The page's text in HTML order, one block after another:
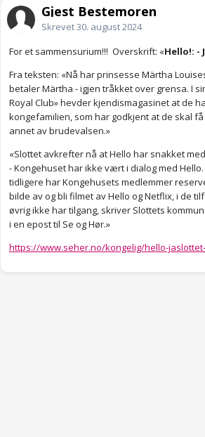
Gjest Bestemoren
Skrevet30. august 2024
For et sammensurium!!! Overskrift: «Hello!: -
Fra teksten: «Nå har prinsesse Märtha
betaler Märtha - igjen tråkket over grensa. I
Royal Club» hevder kjendismagasinet at de
kongefamilien, som har godkjent at de skal
annet av brudevalsen.»
«Slottet avkrefter nå at Hello har snakket
- Kongehuset har ikke vært i dialog med
tidligere har Kongehusets medlemmer
bilde av og bli filmet av Hello og Netflix, i de
øvrig ikke har tilgang, skriver Slottets
i en epost til Se og Hør.»
https://www.seher.no/kongelig/hello-